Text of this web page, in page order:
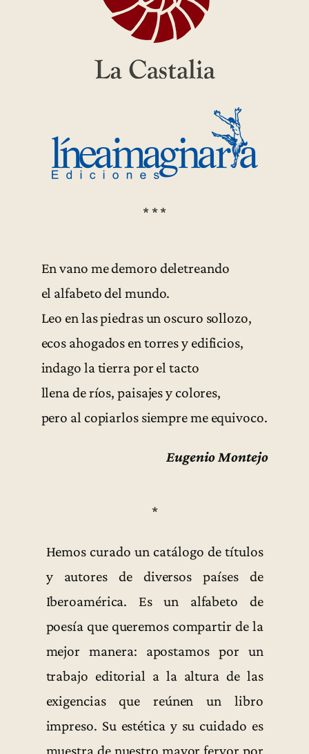
* * *
En vano me demoro deletreando
el alfabeto del mundo.
Leo en las piedras un oscuro sollozo,
ecos ahogados en torres y edificios,
indago la tierra por el tacto
llena de ríos, paisajes y colores,
pero al copiarlos siempre me equivoco.
Eugenio Montejo
*
Hemos curado un catálogo de títulos
y autores de diversos países de
Iberoamérica. Es un alfabeto de
poesía que queremos compartir de la
mejor manera: apostamos por un
trabajo editorial a la altura de las
exigencias que reúnen un libro
impreso. Su estética y su cuidado es
muestra de nuestro mayor fervor por